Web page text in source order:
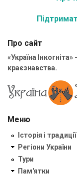
Про сайт
«Україна
краєзнавства.
Меню
Історія і традиції
Регіони України
Тури
Пам'ятки